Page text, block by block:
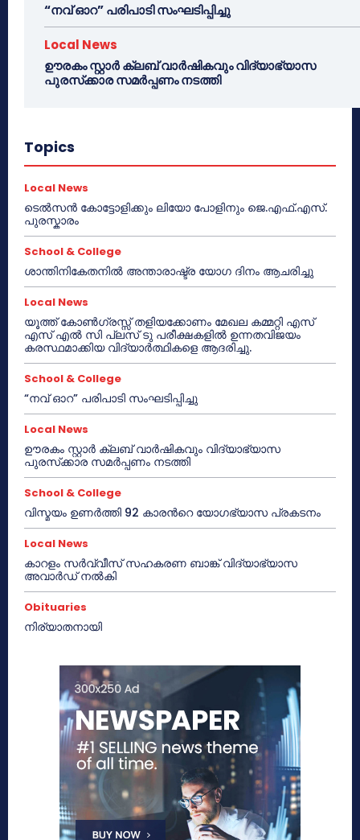
“നവ് ഓറ” പരിപാടി സംഘടിപ്പിച്ചു
Local News
ഊരകം സ്റ്റാർ ക്ലബ് വാർഷികവും വിദ്യാഭ്യാസ
പുരസ്‌ക്കാര സമർപ്പണം നടത്തി
Topics
Local News
ടെൽസൻ കോട്ടോളിക്കും ലിയോ പോളിനും ജെ.എഫ്.എസ്.
പുരസ്കാരം
School & College
ശാന്തിനികേതനിൽ അന്താരാഷ്ട്ര യോഗ ദിനം ആചരിച്ചു
Local News
യൂത്ത് കോൺഗ്രസ്സ് തളിയക്കോണം മേഖല കമ്മറ്റി എസ്
എസ് എൽ സി പ്ലസ് ടു പരീക്ഷകളിൽ ഉന്നതവിജയം
കരസ്ഥമാക്കിയ വിദ്യാർത്ഥികളെ ആദരിച്ചു.
School & College
“നവ് ഓറ” പരിപാടി സംഘടിപ്പിച്ചു
Local News
ഊരകം സ്റ്റാർ ക്ലബ് വാർഷികവും വിദ്യാഭ്യാസ
പുരസ്‌ക്കാര സമർപ്പണം നടത്തി
School & College
വിസ്മയം ഉണർത്തി 92 കാരൻറെ യോഗഭ്യാസ പ്രകടനം
Local News
കാറളം സർവ്വീസ് സഹകരണ ബാങ്ക് വിദ്യാഭ്യാസ
അവാർഡ് നൽകി
Obituaries
നിര്യാതനായി